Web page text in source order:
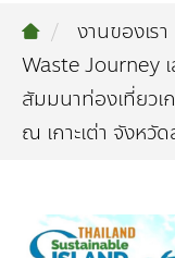
คณะก
สิ่งแ
ชุ
การผลิต
อิ
งานของเรา
Waste Journey
สัมมนาท่องเที่ยว
ณ เกาะเต่า จังหวั